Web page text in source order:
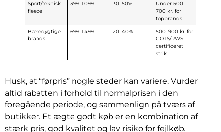
Sport/teknisk
fleece
399–1.099 30–50%
Under 500–
700 kr. for
topbrands
Bæredygtige
brands
699–1.499 20–40%
500–900 kr. for
GOTS/RWS-
certificeret
strik
Husk, at “førpris” nogle steder kan variere. Vurder
altid rabatten i forhold til normalprisen i den
foregående periode, og sammenlign på tværs af
butikker. Et ægte godt køb er en kombination af
stærk pris, god kvalitet og lav risiko for fejlkøb.